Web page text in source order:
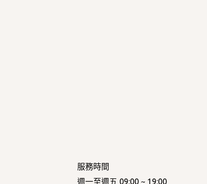
服務時間
週一至週五 09:00 ~ 19:00